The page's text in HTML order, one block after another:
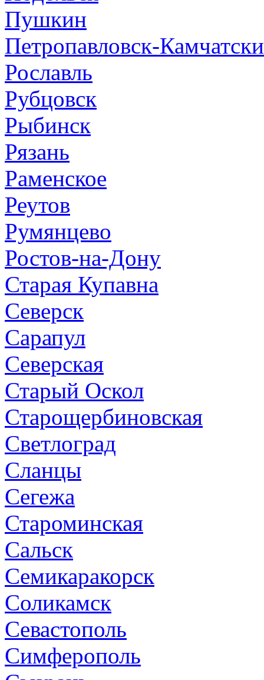
Пушкин
Петропавловск-
Рославль
Рубцовск
Рыбинск
Рязань
Раменское
Реутов
Румянцево
Ростов-на-Дону
Старая Купавна
Северск
Сарапул
Северская
Старый Оскол
Старощербиновская
Светлоград
Сланцы
Сегежа
Староминская
Сальск
Семикаракорск
Соликамск
Севастополь
Симферополь